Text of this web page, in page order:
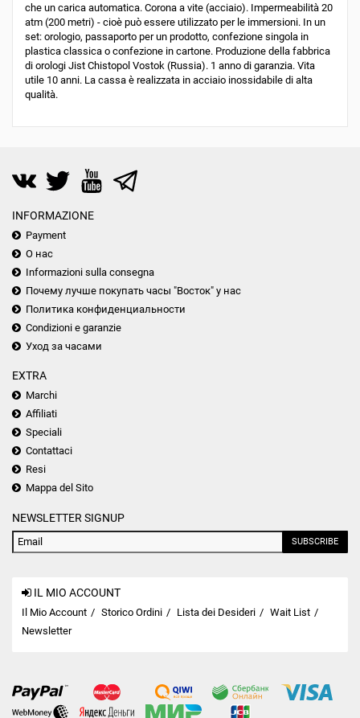
che un carica automatica. Corona a vite (acciaio). Impermeabilità 20
atm (200 metri) - cioè può essere utilizzato per le immersioni. In un
set: orologio, passaporto per un prodotto, confezione singola in
plastica classica o confezione in cartone. Produzione della fabbrica
di orologi Jist Chistopol Vostok (Russia). 1 anno di garanzia. Vita
utile 10 anni. La cassa è realizzata in acciaio inossidabile di alta
qualità.
INFORMAZIONE
Payment
О нас
Informazioni sulla consegna
Почему лучше покупать часы "Восток" у нас
Политика конфиденциальности
Condizioni e garanzie
Уход за часами
EXTRA
Marchi
Affiliati
Speciali
Contattaci
Resi
Mappa del Sito
NEWSLETTER SIGNUP
SUBSCRIBE
IL MIO ACCOUNT
Il Mio Account Storico Ordini Lista dei Desideri
Wait List
Newsletter